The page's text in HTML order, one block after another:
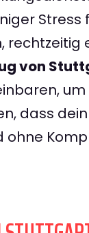
Stress
rechtzeitig
von
um
dass
ohne